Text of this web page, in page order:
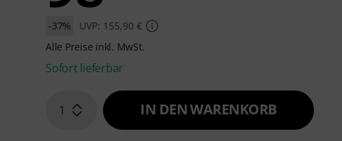
-37%
UVP: 155,90 €
Alle Preise inkl. MwSt.
Sofort lieferbar
1 IN DEN WARENKORB